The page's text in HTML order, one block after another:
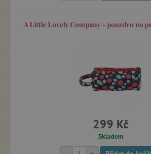
Poškozený obal -15 %
A Little Lovely Company - pouzdro na
299 Kč
Skladem